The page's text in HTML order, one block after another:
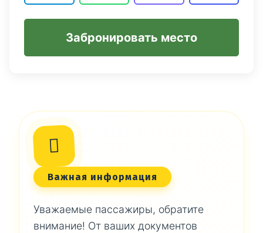
Забронировать место
Важная информация
Уважаемые пассажиры, обратите
внимание! От ваших документов